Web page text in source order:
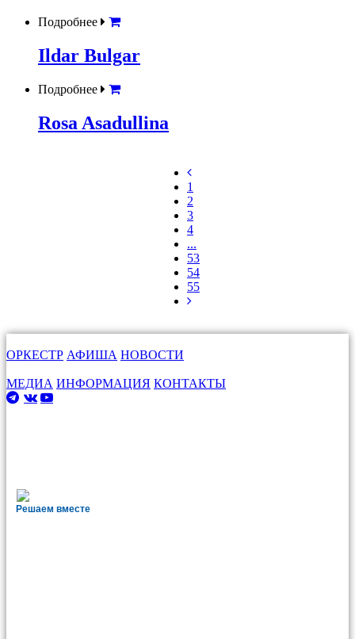
Подробнее
Ildar Bulgar
Подробнее
Rosa Asadullina
1
2
3
4
...
53
54
55
ОРКЕСТР АФИША НОВОСТИ
МЕДИА ИНФОРМАЦИЯ КОНТАКТЫ
Решаем вместе